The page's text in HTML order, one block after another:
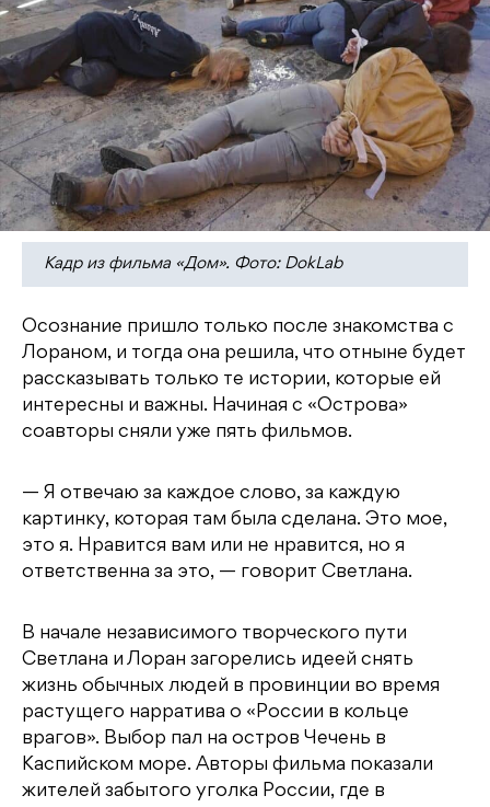
Кадр из фильма «Дом». Фото: DokLab
Осознание пришло только после знакомства с
Лораном, и тогда она решила, что отныне будет
рассказывать только те истории, которые ей
интересны и важны. Начиная с «Острова»
соавторы сняли уже пять фильмов.
— Я отвечаю за каждое слово, за каждую
картинку, которая там была сделана. Это мое,
это я. Нравится вам или не нравится, но я
ответственна за это, — говорит Светлана.
В начале независимого творческого пути
Светлана и Лоран загорелись идеей снять
жизнь обычных людей в провинции во время
растущего нарратива о «России в кольце
врагов». Выбор пал на остров Чечень в
Каспийском море. Авторы фильма показали
жителей забытого уголка России, где в